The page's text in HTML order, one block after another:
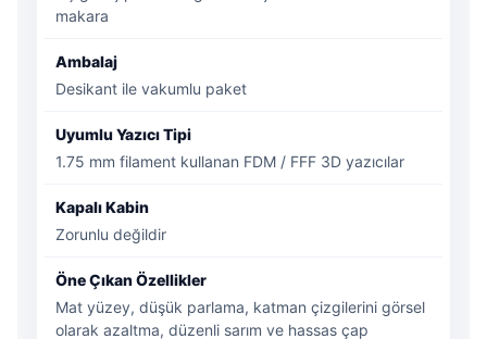
makara
Ambalaj
Desikant ile vakumlu paket
Uyumlu Yazıcı Tipi
1.75 mm filament kullanan FDM / FFF 3D yazıcılar
Kapalı Kabin
Zorunlu değildir
Öne Çıkan Özellikler
Mat yüzey, düşük parlama, katman çizgilerini görsel
olarak azaltma, düzenli sarım ve hassas çap